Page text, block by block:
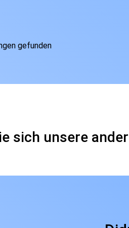
gefunden
sich unsere